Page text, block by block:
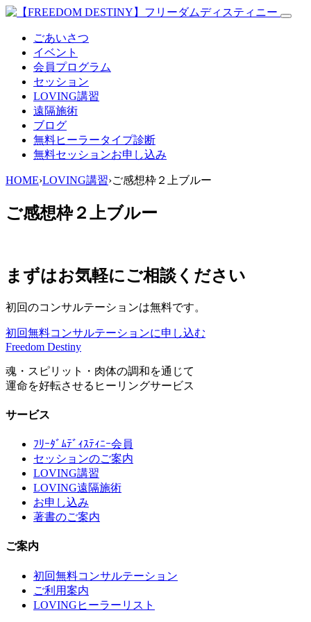
ごあいさつ
イベント
会員プログラム
セッション
LOVING講習
遠隔施術
ブログ
無料ヒーラータイプ診断
無料セッションお申し込み
HOME›LOVING講習›ご感想枠２上ブルー
ご感想枠２上ブルー
まずはお気軽にご相談ください
初回のコンサルテーションは無料です。
初回無料コンサルテーションに申し込む
Freedom Destiny
魂・スピリット・肉体の調和を通じて
運命を好転させるヒーリングサービス
サービス
ﾌﾘｰﾀﾞﾑﾃﾞｨｽﾃｨﾆｰ会員
セッションのご案内
LOVING講習
LOVING遠隔施術
お申し込み
著書のご案内
ご案内
初回無料コンサルテーション
ご利用案内
LOVINGヒーラーリスト